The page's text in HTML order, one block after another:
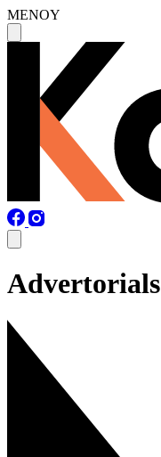
MENOY
Advertorials